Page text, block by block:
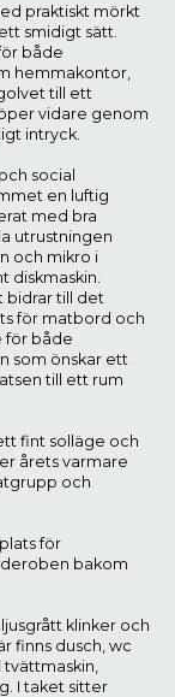
praktiskt mörkt
smidigt sätt.
både
hemmakontor,
till ett
vidare genom
intryck.
social
en luftig
med bra
utrustningen
och mikro i
diskmaskin.
bidrar till det
för matbord och
för både
som önskar ett
till ett rum
fint solläge och
årets varmare
och
för
bakom
klinker och
finns dusch, wc
I taket sitter